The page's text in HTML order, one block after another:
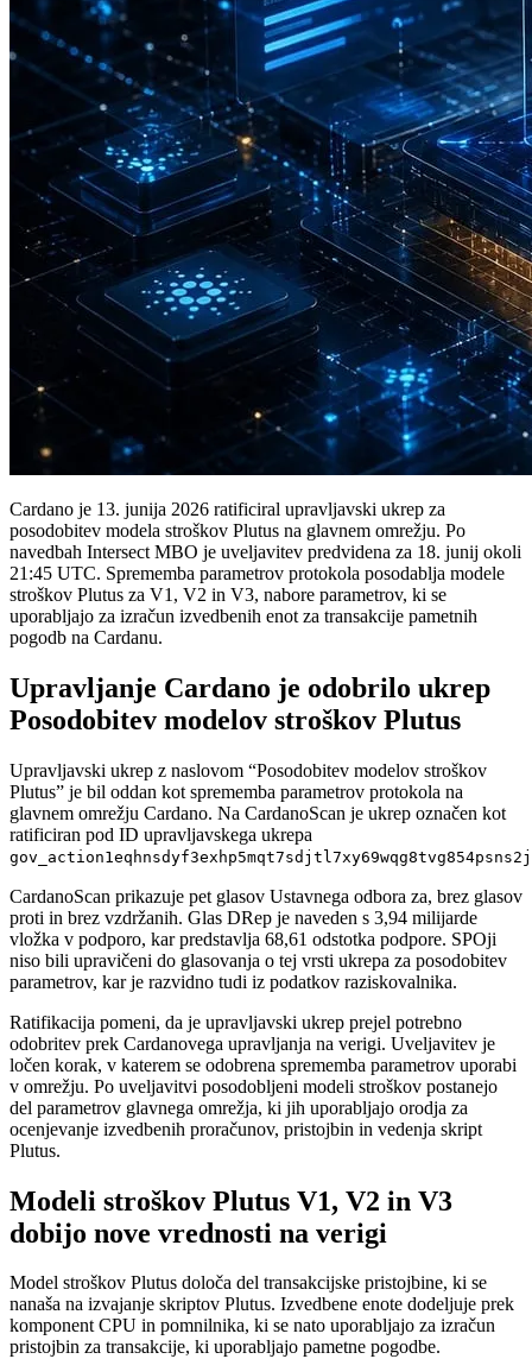
Cardano je 13. junija 2026 ratificiral upravljavski ukrep za
posodobitev modela stroškov Plutus na glavnem omrežju. Po
navedbah Intersect MBO je uveljavitev predvidena za 18. junij okoli
21:45 UTC. Sprememba parametrov protokola posodablja modele
stroškov Plutus za V1, V2 in V3, nabore parametrov, ki se
uporabljajo za izračun izvedbenih enot za transakcije pametnih
pogodb na Cardanu.
Upravljanje Cardano je odobrilo ukrep
Posodobitev modelov stroškov Plutus
Upravljavski ukrep z naslovom “Posodobitev modelov stroškov
Plutus” je bil oddan kot sprememba parametrov protokola na
glavnem omrežju Cardano. Na CardanoScan je ukrep označen kot
ratificiran pod ID upravljavskega ukrepa
CardanoScan prikazuje pet glasov Ustavnega odbora za, brez glasov
proti in brez vzdržanih. Glas DRep je naveden s 3,94 milijarde
vložka v podporo, kar predstavlja 68,61 odstotka podpore. SPOji
niso bili upravičeni do glasovanja o tej vrsti ukrepa za posodobitev
parametrov, kar je razvidno tudi iz podatkov raziskovalnika.
Ratifikacija pomeni, da je upravljavski ukrep prejel potrebno
odobritev prek Cardanovega upravljanja na verigi. Uveljavitev je
ločen korak, v katerem se odobrena sprememba parametrov uporabi
v omrežju. Po uveljavitvi posodobljeni modeli stroškov postanejo
del parametrov glavnega omrežja, ki jih uporabljajo orodja za
ocenjevanje izvedbenih proračunov, pristojbin in vedenja skript
Plutus.
Modeli stroškov Plutus V1, V2 in V3
dobijo nove vrednosti na verigi
Model stroškov Plutus določa del transakcijske pristojbine, ki se
nanaša na izvajanje skriptov Plutus. Izvedbene enote dodeljuje prek
komponent CPU in pomnilnika, ki se nato uporabljajo za izračun
pristojbin za transakcije, ki uporabljajo pametne pogodbe.